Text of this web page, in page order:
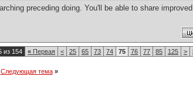
preceding doing. You'll be able to share
из 154 « Первая < 25 65 73 74 75 76 77 85 125 >
Следующая тема »